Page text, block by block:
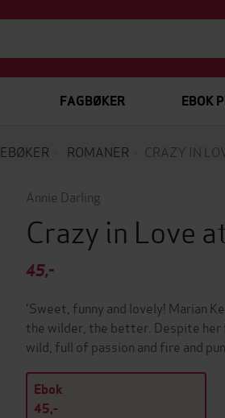
FAGBØKER EBOK
EBØKER ROMANER CRAZY IN
Annie Darling
Crazy in Love
45,-
'Sweet, funny and lovely! Marian
the wilder, the better. Despite
wild, full of passion and fire and
Ebok
45,-